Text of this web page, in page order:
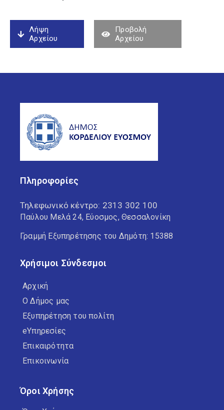
Λήψη
Αρχείου
Προβολή
Αρχείου
Πληροφορίες
Τηλεφωνικό κέντρο: 2313 302 100
Παύλου Μελά 24, Εύοσμος, Θεσσαλονίκη
Γραμμή Εξυπηρέτησης του Δημότη: 15388
Χρήσιμοι Σύνδεσμοι
Αρχική
Ο Δήμος μας
Εξυπηρέτηση του πολίτη
eΥπηρεσίες
Επικαιρότητα
Επικοινωνία
Όροι Χρήσης